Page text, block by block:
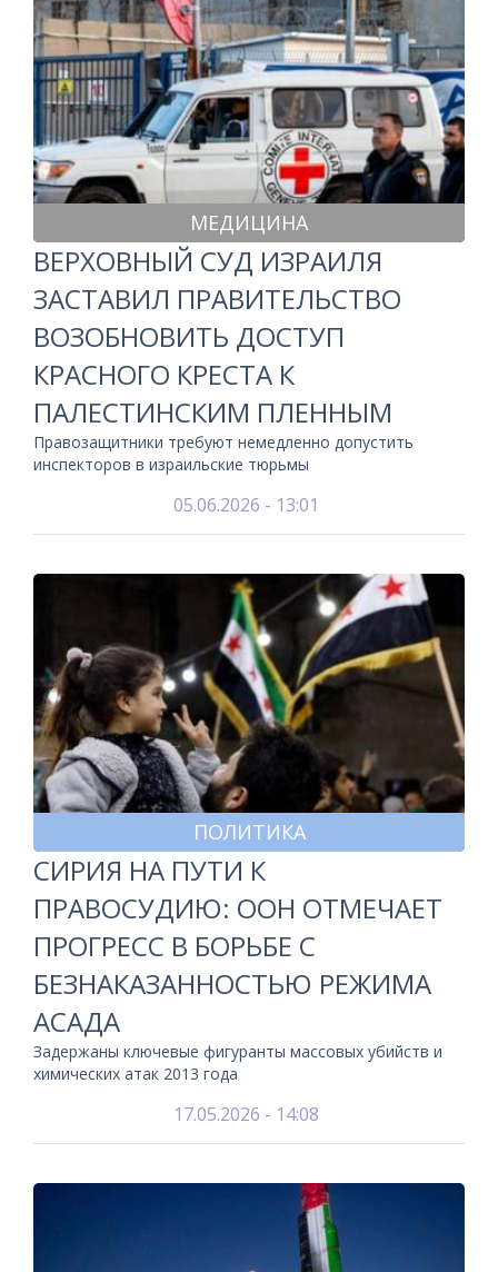
МЕДИЦИНА
ВЕРХОВНЫЙ СУД ИЗРАИЛЯ
ЗАСТАВИЛ ПРАВИТЕЛЬСТВО
ВОЗОБНОВИТЬ ДОСТУП
КРАСНОГО КРЕСТА К
ПАЛЕСТИНСКИМ ПЛЕННЫМ
Правозащитники требуют немедленно допустить
инспекторов в израильские тюрьмы
05.06.2026 - 13:01
ПОЛИТИКА
СИРИЯ НА ПУТИ К
ПРАВОСУДИЮ: ООН ОТМЕЧАЕТ
ПРОГРЕСС В БОРЬБЕ С
БЕЗНАКАЗАННОСТЬЮ РЕЖИМА
АСАДА
Задержаны ключевые фигуранты массовых убийств и
химических атак 2013 года
17.05.2026 - 14:08